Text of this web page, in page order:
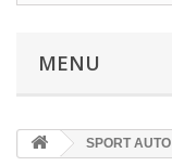
MENU
SPORT AUTO